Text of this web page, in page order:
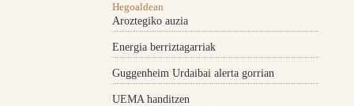
Hegoaldean
Aroztegiko auzia
Energia berriztagarriak
Guggenheim Urdaibai alerta gorrian
UEMA handitzen